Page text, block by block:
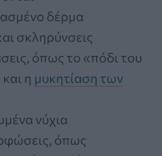
δέρμα
σκληρύνσεις
όπως το «πόδι του
η μυκητίαση των
νύχια
όπως